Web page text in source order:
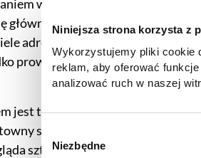
Niniejsza strona korzysta z
Wykorzystujemy pliki cookie
reklam, aby oferować
analizować ruch w naszej
zgody, udostępniamy
informacje z innymi danymi
W
y
Niezbędne
wszystkich odnośników
główną. Naturalny profil
adresów, bo realne
prowadzą tylko do strony
jest tempo pozyskiwania, czyli
skok liczby backlinków w
sztucznie i może wzbudzić